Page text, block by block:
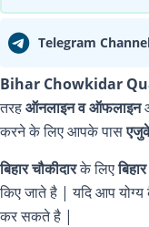
Telegram
Bihar Chowkidar
तरहऑनलाइन व ऑफलाइन
करने के लिए आपके पास
बिहार चौकीदारके लिए
किए जाते है | यदि आप
कर सकते है |